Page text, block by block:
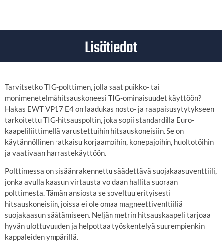
Lisätiedot
Tarvitsetko TIG-polttimen, jolla saat puikko- tai
monimenetelmähitsauskoneesi TIG-ominaisuudet käyttöön?
Hakas EWT VP17 E4 on laadukas nosto- ja raapaisusytytykseen
tarkoitettu TIG-hitsauspoltin, joka sopii standardilla Euro-
kaapeliliittimellä varustettuihin hitsauskoneisiin. Se on
käytännöllinen ratkaisu korjaamoihin, konepajoihin, huoltotöihin
ja vaativaan harrastekäyttöön.
Polttimessa on sisäänrakennettu säädettävä suojakaasuventtiili,
jonka avulla kaasun virtausta voidaan hallita suoraan
polttimesta. Tämän ansiosta se soveltuu erityisesti
hitsauskoneisiin, joissa ei ole omaa magneettiventtiiliä
suojakaasun säätämiseen. Neljän metrin hitsauskaapeli tarjoaa
hyvän ulottuvuuden ja helpottaa työskentelyä suurempienkin
kappaleiden ympärillä.